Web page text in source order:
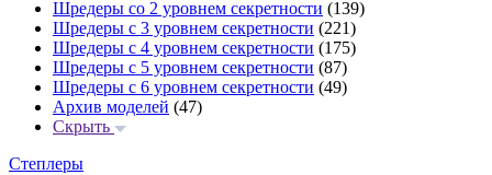
Шредеры со 2 уровнем секретности (139)
Шредеры с 3 уровнем секретности (221)
Шредеры с 4 уровнем секретности (175)
Шредеры с 5 уровнем секретности (87)
Шредеры с 6 уровнем секретности (49)
Архив моделей (47)
Скрыть
Степлеры